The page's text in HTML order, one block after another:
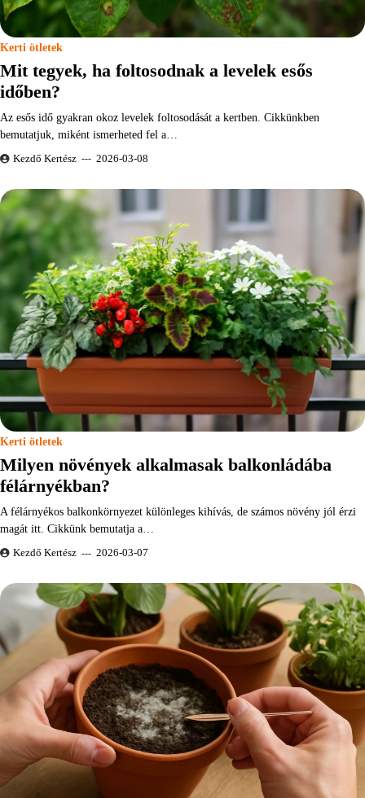
Kerti ötletek
Mit tegyek, ha foltosodnak a levelek esős
időben?
Az esős idő gyakran okoz levelek foltosodását a kertben. Cikkünkben
bemutatjuk, miként ismerheted fel a…
Kezdő Kertész 2026-03-08
Kerti ötletek
Milyen növények alkalmasak balkonládába
félárnyékban?
A félárnyékos balkonkörnyezet különleges kihívás, de számos növény jól érzi
magát itt. Cikkünk bemutatja a…
Kezdő Kertész 2026-03-07